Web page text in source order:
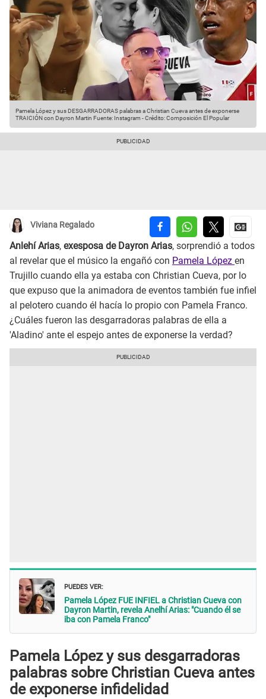
Pamela López y sus DESGARRADORAS palabras a Christian Cueva antes de exponerse
TRAICIÓN con Dayron Martin Fuente: Instagram -Crédito: Composición El Popular
Viviana Regalado
Anlehí Arias, exesposa de Dayron Arias, sorprendió a todos
al revelar que el músico la engañó con Pamela López en
Trujillo cuando ella ya estaba con Christian Cueva, por lo
que expuso que la animadora de eventos también fue infiel
al pelotero cuando él hacía lo propio con Pamela Franco.
¿Cuáles fueron las desgarradoras palabras de ella a
'Aladino' ante el espejo antes de exponerse la verdad?
PUEDES VER:
Pamela López FUE INFIEL a Christian Cueva con
Dayron Martin, revela Anelhí Arias: "Cuando él se
iba con Pamela Franco"
Pamela López y sus desgarradoras
palabras sobre Christian Cueva antes
de exponerse infidelidad